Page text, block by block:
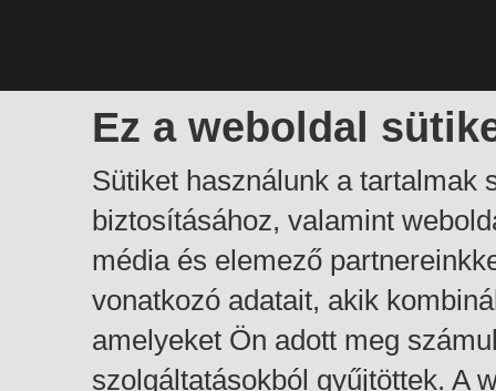
Ez a weboldal
Sütiket használunk a tartalmak
biztosításához, valamint
média és elemező
vonatkozó adatait, akik
amelyeket Ön adott meg
szolgáltatásokból gyűjtöttek. A